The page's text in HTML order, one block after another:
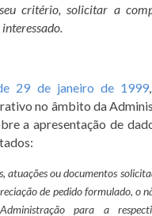
critério, solicitar a
29 de janeiro de 1999
no âmbito da
a apresentação de
atuações ou documentos
de pedido formulado, o
para a